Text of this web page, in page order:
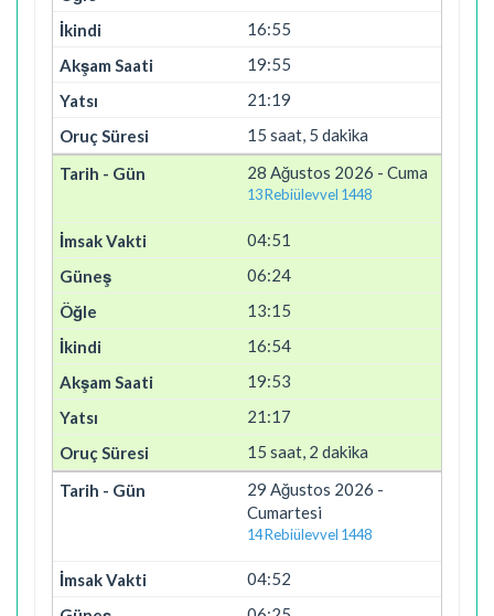
16:55
19:55
21:19
15 saat, 5 dakika
28 Ağustos 2026 - Cuma
13 Rebiülevvel 1448
04:51
06:24
13:15
16:54
19:53
21:17
15 saat, 2 dakika
29 Ağustos 2026 -
Cumartesi
14 Rebiülevvel 1448
04:52